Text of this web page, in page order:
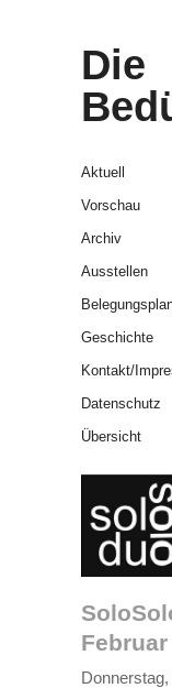
Die
Aktuell
Vorschau
Archiv
Ausstellen
Geschichte
Kontakt/
Datenschutz
Übersicht
Februar